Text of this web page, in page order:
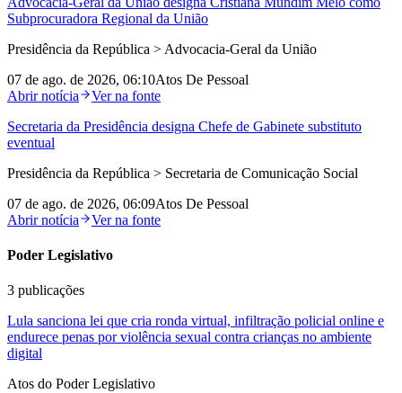
Subprocuradora Regional da União
Presidência da República > Advocacia-Geral da União
07 de ago. de 2026, 06:10Atos De Pessoal
Abrir notícia
Ver na fonte
Secretaria da Presidência designa Chefe de Gabinete substituto
eventual
Presidência da República > Secretaria de Comunicação Social
07 de ago. de 2026, 06:09Atos De Pessoal
Abrir notícia
Ver na fonte
Poder Legislativo
3 publicações
Lula sanciona lei que cria ronda virtual, infiltração policial online e
endurece penas por violência sexual contra crianças no ambiente
digital
Atos do Poder Legislativo